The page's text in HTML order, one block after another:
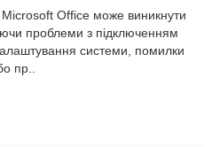
Microsoft Office може виникнути
проблеми з підключенням
системи, помилки
пр..